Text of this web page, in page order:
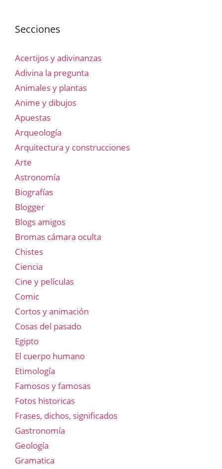
Secciones
Acertijos y adivinanzas
Adivina la pregunta
Animales y plantas
Anime y dibujos
Apuestas
Arqueología
Arquitectura y construcciones
Arte
Astronomía
Biografías
Blogger
Blogs amigos
Bromas cámara oculta
Chistes
Ciencia
Cine y películas
Comic
Cortos y animación
Cosas del pasado
Egipto
El cuerpo humano
Etimología
Famosos y famosas
Fotos historicas
Frases, dichos, significados
Gastronomía
Geología
Gramatica